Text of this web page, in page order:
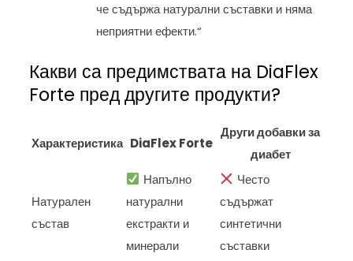
че съдържа натурални съставки и няма
неприятни ефекти.“
Какви са предимствата на DiaFlex
Forte пред другите продукти?
Характеристика DiaFlex Forte
Други добавки за
диабет
Натурален
състав
Напълно
натурални
екстракти и
минерали
Често
съдържат
синтетични
съставки